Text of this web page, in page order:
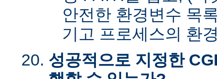
안전한 환경변수 목
기고 프로세스의 환
성공적으로 지정한